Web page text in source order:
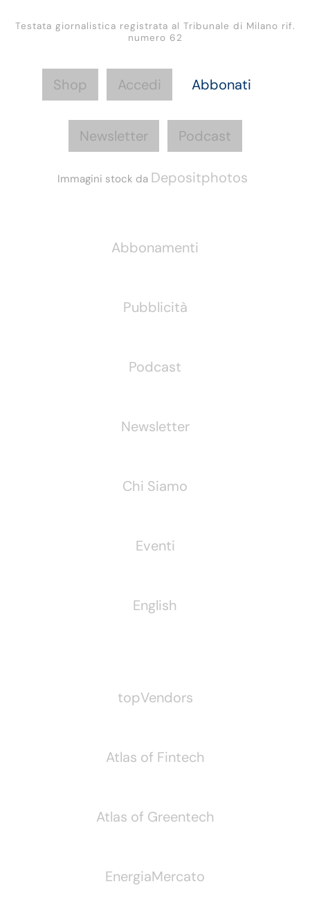
Testata giornalistica registrata al Tribunale di Milano rif.
numero 62
Shop Accedi Abbonati
Newsletter Podcast
Immagini stock da Depositphotos
Abbonamenti
Pubblicità
Podcast
Newsletter
Chi Siamo
Eventi
English
topVendors
Atlas of Fintech
Atlas of Greentech
EnergiaMercato